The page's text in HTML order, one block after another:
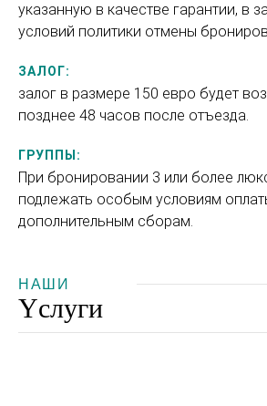
указанную в качестве гарантии, в
условий политики отмены
ЗАЛОГ:
залог в размере 150 евро будет
позднее 48 часов после отъезда.
ГРУППЫ:
При бронировании 3 или более
подлежать особым условиям
дополнительным сборам.
НАШИ
Yслуги